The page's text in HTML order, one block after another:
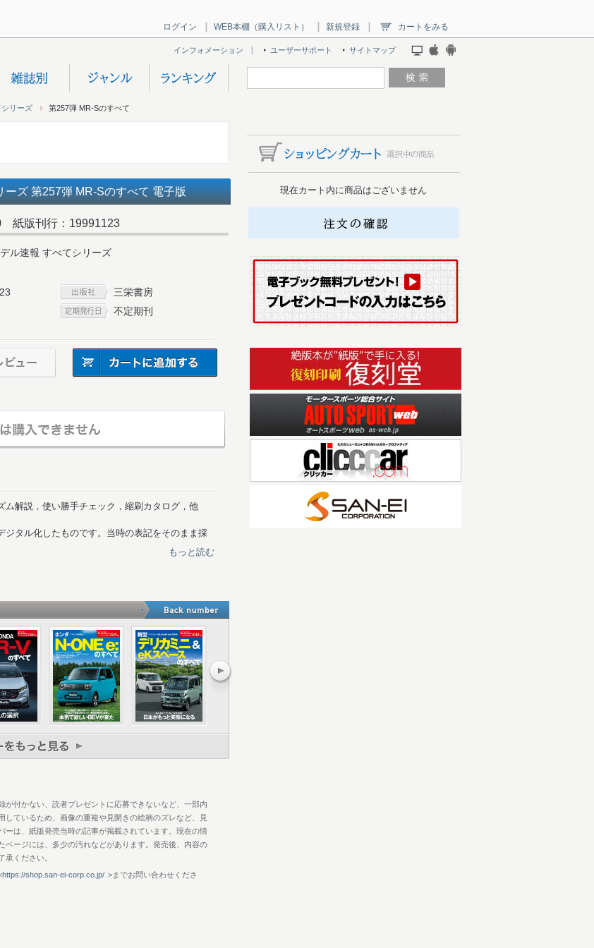
ログイン WEB本棚（購入リスト） 新規登録 カートをみる
インフォメーション ユーザーサポート サイトマップ
シリーズ 第257弾 MR-Sのすべて
ーズ 第257弾 MR-Sのすべて 電子版
紙版刊行：19991123
ル速報 すべてシリーズ
三栄書房
不定期刊
解説，使い勝手チェック，縮刷カタログ，他
ジタル化したものです。当時の表記をそのまま採
、紙ゆがみによるズレなどもございます。あらか
く
？
もっと読む
付かない、読者プレゼントに応募できないなど、一部内
ているため、画像の重複や見開きの絵柄のズレなど、見
ーは、紙版発売当時の記事が掲載されています。現在の情
ージには、多少の汚れなどがあります。発売後、内容の
承ください。
https://shop.san-ei-corp.co.jp/ >までお問い合わせくださ
現在カート内に商品はございません